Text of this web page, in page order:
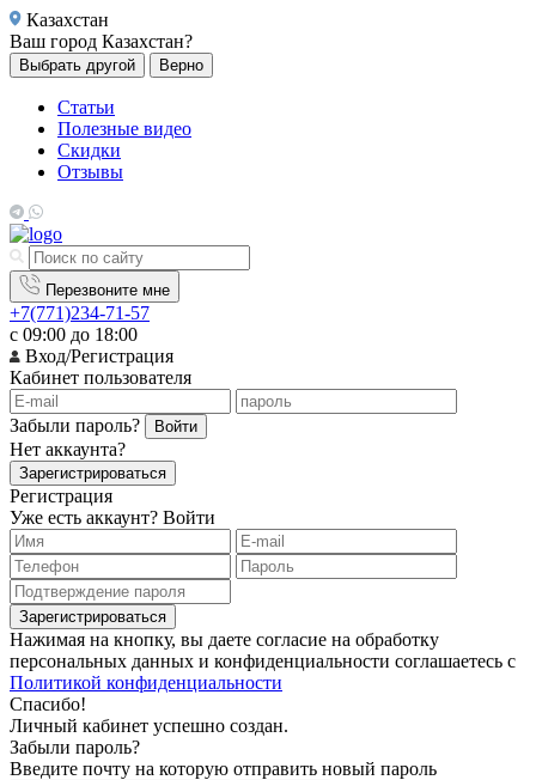
Казахстан
Ваш город Казахстан?
Выбрать другой Верно
Статьи
Полезные видео
Скидки
Отзывы
Перезвоните мне
+7(771)234-71-57
с 09:00 до 18:00
Вход/Регистрация
Кабинет пользователя
Забыли пароль? Войти
Нет аккаунта?
Зарегистрироваться
Регистрация
Уже есть аккаунт? Войти
Зарегистрироваться
Нажимая на кнопку, вы даете согласие на обработку
персональных данных и конфиденциальности соглашаетесь с
Политикой конфиденциальности
Спасибо!
Личный кабинет успешно создан.
Забыли пароль?
Введите почту на которую отправить новый пароль